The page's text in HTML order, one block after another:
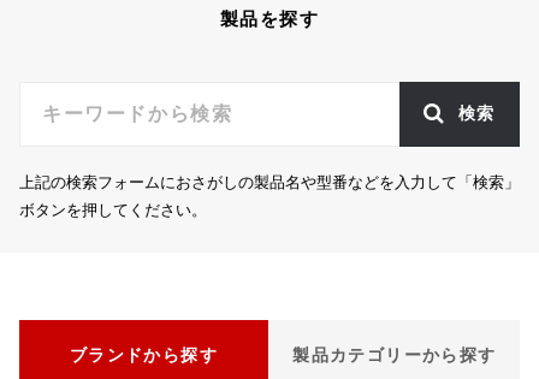
製品を探す
検索
上記の検索フォームにおさがしの製品名や型番などを入力して「検索」
ボタンを押してください。
ブランドから探す 製品カテゴリーから探す